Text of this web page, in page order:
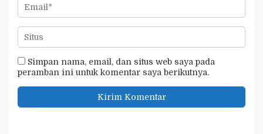
Simpan nama, email, dan situs web saya pada
peramban ini untuk komentar saya berikutnya.